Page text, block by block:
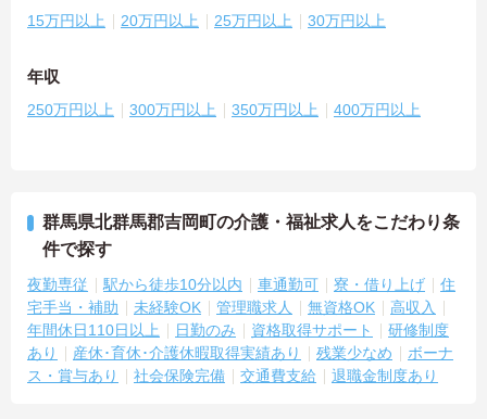
15万円以上 20万円以上 25万円以上 30万円以上
年収
250万円以上 300万円以上 350万円以上 400万円以上
群馬県北群馬郡吉岡町の介護・福祉求人をこだわり条
件で探す
夜勤専従 駅から徒歩10分以内 車通勤可 寮・借り上げ
住
宅手当・補助
未経験OK 管理職求人 無資格OK
高収入
年間休日110日以上
日勤のみ 資格取得サポート
研修制度
あり
産休･育休･介護休暇取得実績あり 残業少なめ
ボーナ
ス・賞与あり
社会保険完備 交通費支給 退職金制度あり